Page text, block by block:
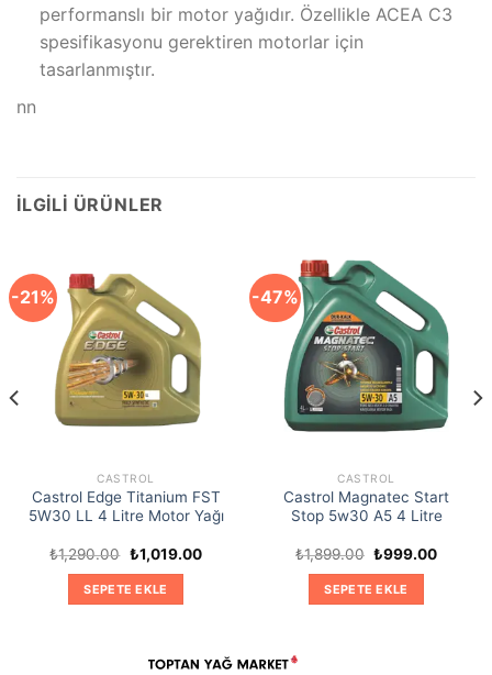
performanslı bir motor yağıdır. Özellikle ACEA C3
spesifikasyonu gerektiren motorlar için
tasarlanmıştır.
nn
İLGILI ÜRÜNLER
-21%
CASTROL
Castrol Edge Titanium FST
5W30 LL 4 Litre Motor Yağı
₺1,290.00 Orijinal
fiyat:
₺1,290.00.
₺1,019.00Şu
SEPETE EKLE
-47%
CASTROL
Castrol Magnatec Start
Stop 5w30 A5 4 Litre
₺1,899.00 Orijinal
₺1,899.00.
₺999.00Şu
SEPETE EKLE